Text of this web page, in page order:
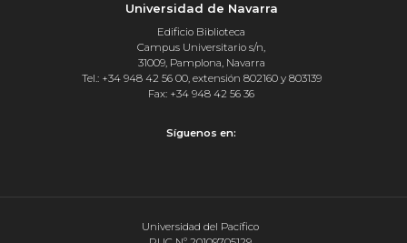
Universidad de Navarra
Edificio Biblioteca
Campus Universitario s/n,
31009, Pamplona, Navarra
Tel.: +34 948 42 56 00, extensión 802160 y 803139
Fax: +34 948 42 56 36
Síguenos en:
Universidad del Pacífico